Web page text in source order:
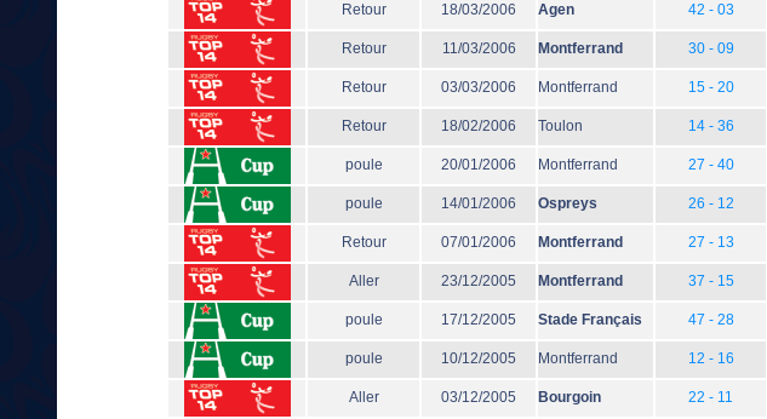
Retour 18/03/2006 Agen 42 - 03
Retour 11/03/2006 Montferrand 30 - 09
Retour 03/03/2006 Montferrand 15 - 20
Retour 18/02/2006 Toulon 14 - 36
poule 20/01/2006 Montferrand 27 - 40
poule 14/01/2006 Ospreys 26 - 12
Retour 07/01/2006 Montferrand 27 - 13
Aller 23/12/2005 Montferrand 37 - 15
poule 17/12/2005 Stade Français 47 - 28
poule 10/12/2005 Montferrand 12 - 16
Aller 03/12/2005 Bourgoin 22 - 11